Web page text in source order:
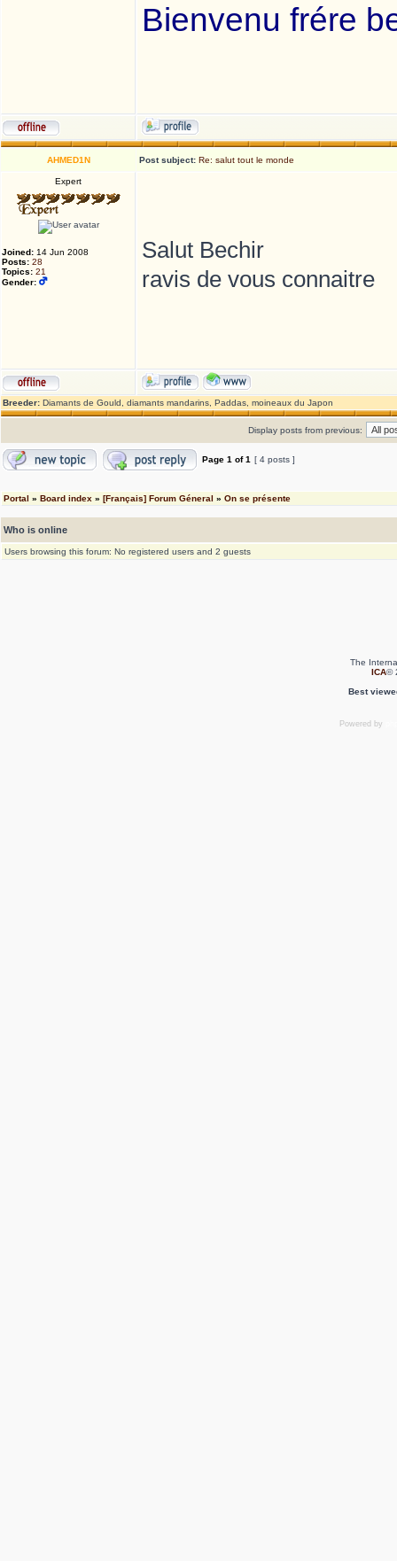
Bienvenu frére
AHMED1N Post subject: Re: salut tout le monde
Expert
Joined: 14 Jun 2008
Posts: 28
Topics: 21
Gender:
Salut Bechir
ravis de vous connaitre
Breeder: Diamants de Gould, diamants mandarins, Paddas, moineaux du Japon
Display posts from previous:
Page 1 of1 [ 4 posts ]
Portal » Board index » [Français] Forum Géneral » On se présente
Who is online
Users browsing this forum: No registered users and 2 guests
The
ICA©
Best
Powered by